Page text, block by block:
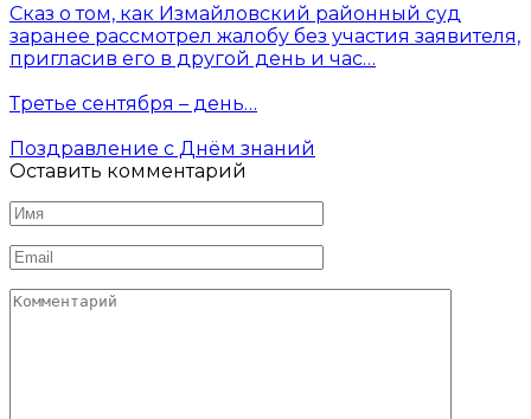
Сказ о том, как Измайловский районный суд
заранее рассмотрел жалобу без участия заявителя,
пригласив его в другой день и час…
Третье сентября – день…
Поздравление с Днём знаний
Оставить комментарий
Имя
*
Email
*
Комментарий